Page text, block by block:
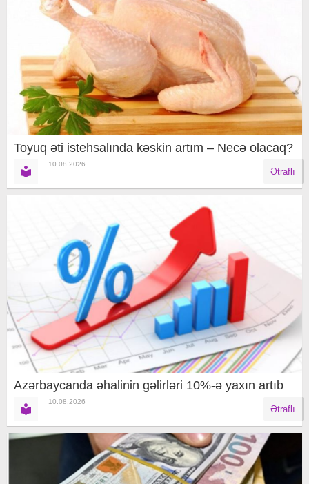
Toyuq əti istehsalında kəskin artım – Necə olacaq?
10.08.2026
Ətraflı
Azərbaycanda əhalinin gəlirləri 10%-ə yaxın artıb
10.08.2026
Ətraflı